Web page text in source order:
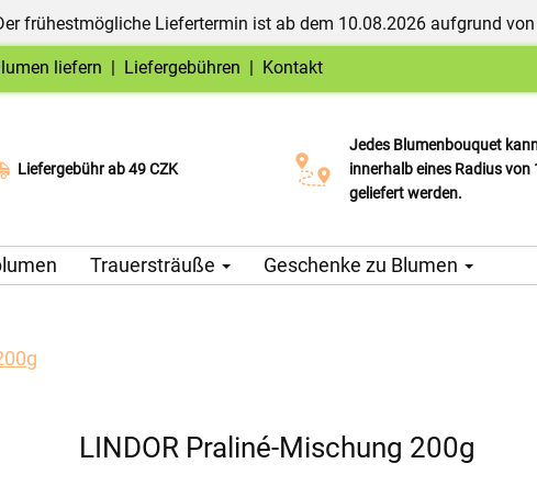
frühestmögliche Liefertermin ist ab dem 10.08.2026 aufgrund
liefern | Liefergebühren | Kontakt
Liefergebühr ab 49 CZK
Wählen Sie Ihr Lieferdatum
Jedes Blumenbouquet
innerhalb eines Radius von
geliefert werden.
Click & Collect Service
Trauersträuße Geschenke zu Blumen
LINDOR Praliné-Mischung 200g